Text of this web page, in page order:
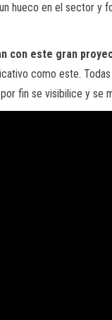
hueco en el sector y
con este gran
como este.
fin se visibilice y se